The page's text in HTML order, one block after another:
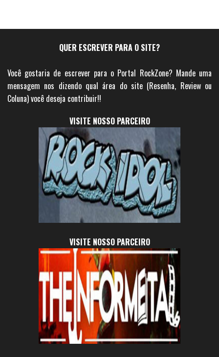
QUER ESCREVER PARA O SITE?
Você gostaria de escrever para o Portal RockZone? Mande uma
mensagem nos dizendo qual área do site (Resenha, Review ou
Coluna) você deseja contribuir!!
VISITE NOSSO PARCEIRO
VISITE NOSSO PARCEIRO